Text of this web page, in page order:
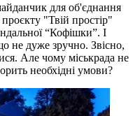
для об'єднання
"Твій простір"
“Кофішки”. І
не дуже зручно. Звісно,
Але чому міськрада не
необхідні умови?